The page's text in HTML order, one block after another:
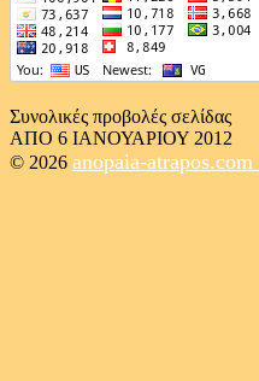
Συνολικές προβολές σελίδας
ΑΠΟ 6 ΙΑΝΟΥΑΡΙΟΥ 2012
© 2026 anopaia-atrapos.com